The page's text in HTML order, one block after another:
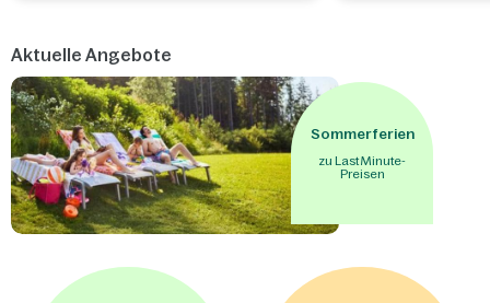
Aktuelle Angebote
Sommerferien
zu Last Minute-
Preisen